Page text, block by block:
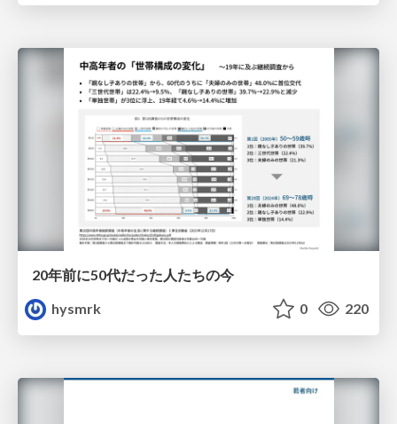
20年前に50代だった人たちの今
hysmrk
0 220